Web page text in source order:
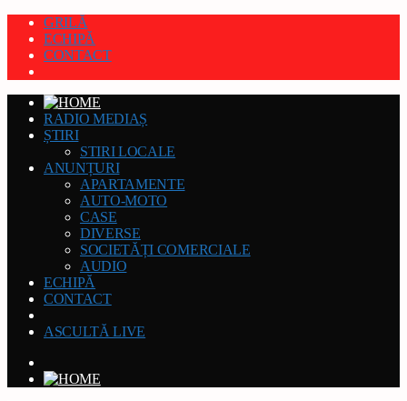
GRILĂ
ECHIPĂ
CONTACT
RADIO MEDIAȘ
ȘTIRI
STIRI LOCALE
ANUNȚURI
APARTAMENTE
AUTO-MOTO
CASE
DIVERSE
SOCIETĂȚI COMERCIALE
AUDIO
ECHIPĂ
CONTACT
ASCULTĂ LIVE